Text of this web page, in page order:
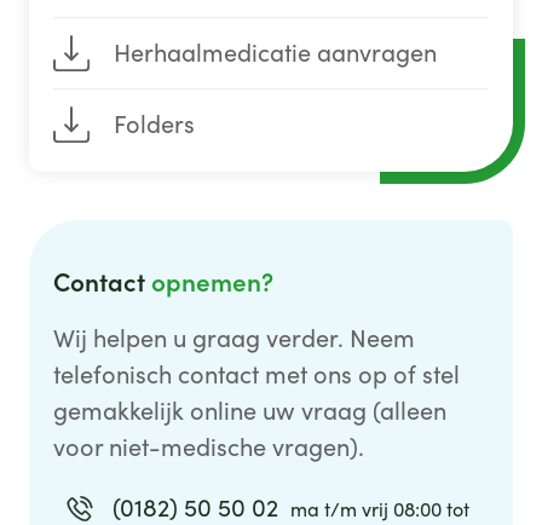
Herhaalmedicatie aanvragen
Folders
Contact opnemen?
Wij helpen u graag verder. Neem
telefonisch contact met ons op of stel
gemakkelijk online uw vraag (alleen
voor niet-medische vragen).
(0182) 50 50 02 ma t/m vrij 08:00 tot